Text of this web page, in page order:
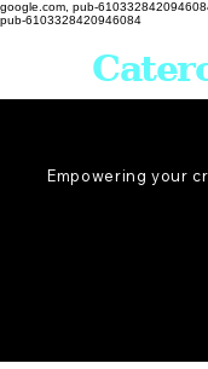
google.com, pub-
pub-6103328420946084
Empowering your